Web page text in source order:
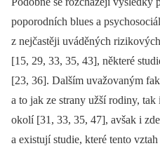
poporodních blues a
z nejčastěji uváděných
[15, 29, 33, 35, 43], některé
[23, 36]. Dalším uvažovaným
a to jak ze strany užší rodiny,
okolí [31, 33, 35, 47], avšak i
a existují studie, které tento